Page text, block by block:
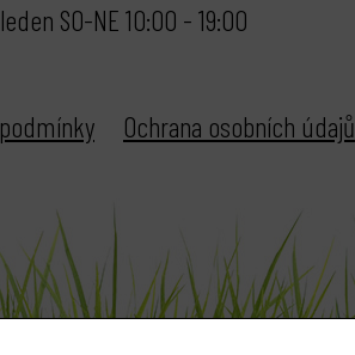
SO-NE 10:00 - 19:00
Ochrana osobních údajů